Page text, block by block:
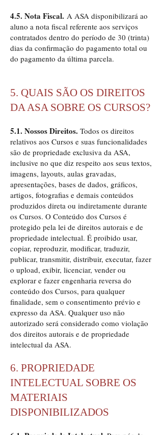
4.5. Nota Fiscal. A ASA disponibilizará ao
aluno a nota fiscal referente aos serviços
contratados dentro do período de 30 (trinta)
dias da confirmação do pagamento total ou
do pagamento da última parcela.
5. QUAIS SÃO OS DIREITOS
DA ASA SOBRE OS CURSOS?
5.1. Nossos Direitos. Todos os direitos
relativos aos Cursos e suas funcionalidades
são de propriedade exclusiva da ASA,
inclusive no que diz respeito aos seus textos,
imagens, layouts, aulas gravadas,
apresentações, bases de dados, gráficos,
artigos, fotografias e demais conteúdos
produzidos direta ou indiretamente durante
os Cursos. O Conteúdo dos Cursos é
protegido pela lei de direitos autorais e de
propriedade intelectual. É proibido usar,
copiar, reproduzir, modificar, traduzir,
publicar, transmitir, distribuir, executar, fazer
o upload, exibir, licenciar, vender ou
explorar e fazer engenharia reversa do
conteúdo dos Cursos, para qualquer
finalidade, sem o consentimento prévio e
expresso da ASA. Qualquer uso não
autorizado será considerado como violação
dos direitos autorais e de propriedade
intelectual da ASA.
6. PROPRIEDADE
INTELECTUAL SOBRE OS
MATERIAIS
DISPONIBILIZADOS